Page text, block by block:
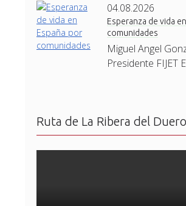
04.08.2026
Esperanza de vida
comunidades
Miguel Angel
Presidente FIJET
Ruta de La Ribera del Duero